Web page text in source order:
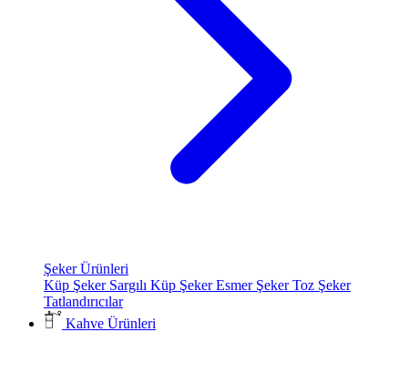
Şeker Ürünleri
Küp Şeker Sargılı Küp ŞekerEsmer ŞekerToz Şeker
Tatlandırıcılar
Kahve Ürünleri